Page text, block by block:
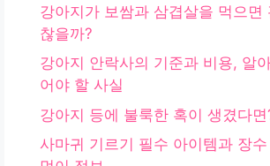
강아지가 보쌈과 삼겹살을 먹으면
찮을까?
강아지 안락사의 기준과 비용, 알
어야 할 사실
강아지 등에 불룩한 혹이 생겼다면
사마귀 기르기 필수 아이템과 장수